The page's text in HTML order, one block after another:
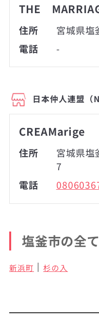
THE
住所
宮城県塩
電話
-
日本仲人連盟（
CREAMarige
住所
宮城県
7
電話
塩釜市の全
新浜町 杉の入